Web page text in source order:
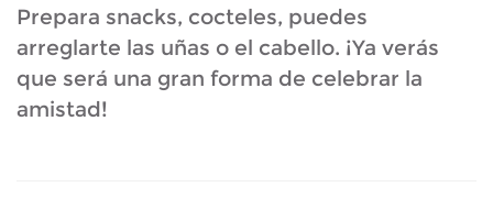
Prepara snacks, cocteles, puedes
arreglarte las uñas o el cabello. ¡Ya verás
que será una gran forma de celebrar la
amistad!